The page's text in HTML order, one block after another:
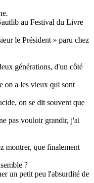
au Festival du Livre
le Président » paru chez
générations, d'un côté
on a les vieux qui sont
on se dit souvent que
pas vouloir grandir, j'ai
montrer, que finalement
?
un petit peu l'absurdité de